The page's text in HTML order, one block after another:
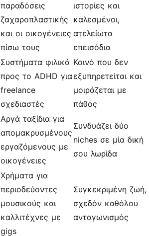
παραδόσεις
ζαχαροπλαστικής
και οι οικογένειες
πίσω τους
ιστορίες και
καλεσμένοι,
ατελείωτα
επεισόδια
Συστήματα φιλικά
προς το ADHD για
freelance
σχεδιαστές
Κοινό που δεν
εξυπηρετείται και
μοιράζεται με
πάθος
Αργά ταξίδια για
απομακρυσμένους
εργαζόμενους με
οικογένειες
Συνδυάζει δύο
niches σε μία δική
σου λωρίδα
Χρήματα για
περιοδεύοντες
μουσικούς και
καλλιτέχνες με
gigs
Συγκεκριμένη ζωή,
σχεδόν καθόλου
ανταγωνισμός